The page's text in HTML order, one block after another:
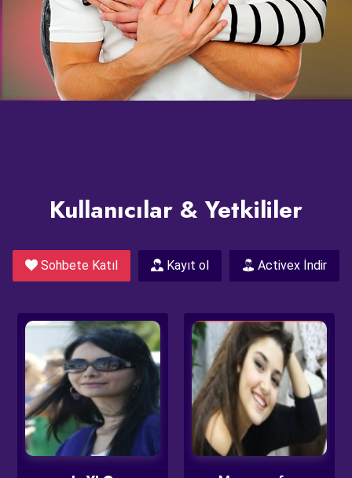
Kullanıcılar & Yetkililer
Sohbete Katıl Kayıt ol Activex İndir